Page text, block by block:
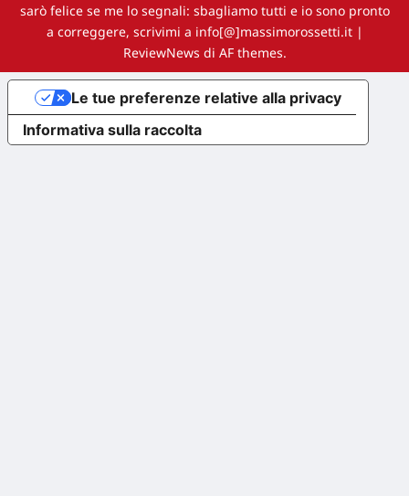
sarò felice se me lo segnali: sbagliamo tutti e io sono pronto
a correggere, scrivimi a info[@]massimorossetti.it |
ReviewNews di AF themes.
Informativa sulla raccolta
Le tue preferenze relative alla privacy